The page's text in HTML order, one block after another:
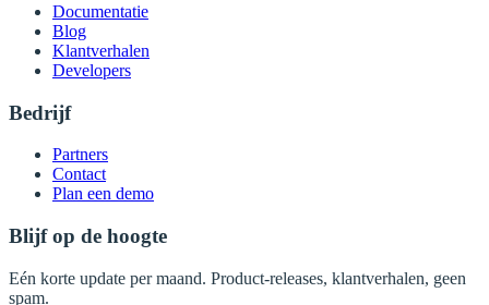
Documentatie
Blog
Klantverhalen
Developers
Bedrijf
Partners
Contact
Plan een demo
Blijf op de hoogte
Eén korte update per maand. Product-releases, klantverhalen, geen
spam.